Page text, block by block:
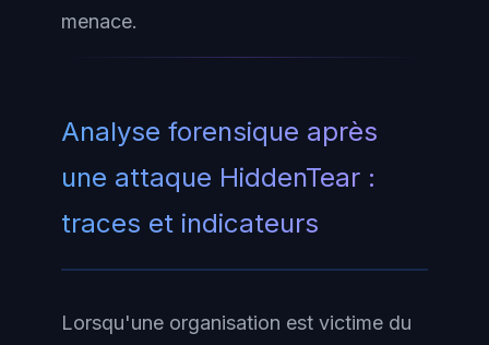
menace.
Analyse forensique après
une attaque HiddenTear :
traces et indicateurs
Lorsqu'une organisation est victime du